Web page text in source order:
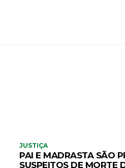
JUSTIÇA
PAI E MADRASTA SÃO
SUSPEITOS DE MORTE